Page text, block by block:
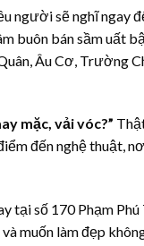
người sẽ nghĩ ngay
buôn bán sầm uất
Âu Cơ, Trường
mặc, vải vóc?”
đến nghệ thuật,
tại số 170 Phạm
muốn làm đẹp